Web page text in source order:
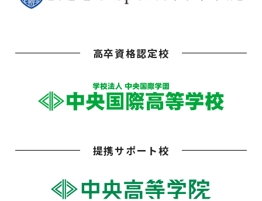
高卒資格認定校
提携サポート校